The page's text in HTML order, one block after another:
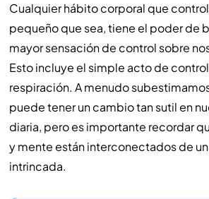
Cualquier hábito corporal que
pequeño que sea, tiene el poder de
mayor sensación de control sobre
Esto incluye el simple acto de
respiración. A menudo
puede tener un cambio tan sutil en
diaria, pero es importante recordar
y mente están interconectados de
intrincada.